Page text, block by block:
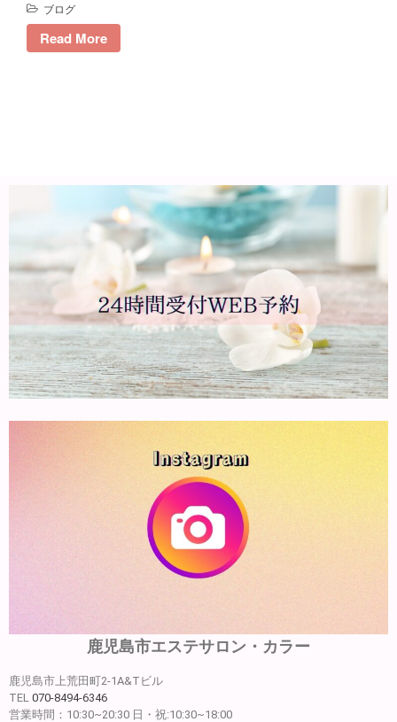
ブログ
Read More
鹿児島市エステサロン・カラー
鹿児島市上荒田町2-1A&Tビル
TEL 070-8494-6346
営業時間：10:30~20:30 日・祝:10:30~18:00